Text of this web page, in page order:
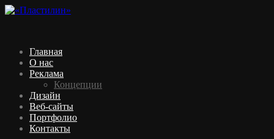
Главная
О нас
Реклама
Концепции
Дизайн
Веб-сайты
Портфолио
Контакты